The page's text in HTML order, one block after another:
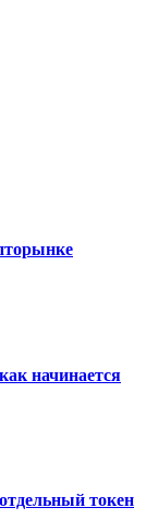
начинается
токен